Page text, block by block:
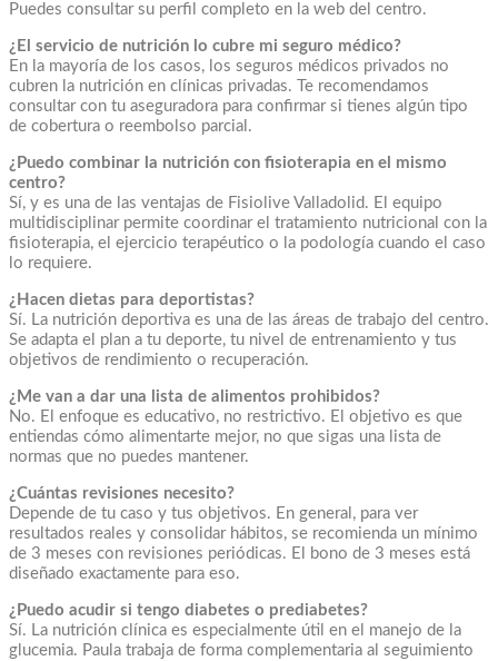
Puedes consultar su perfil completo en la web del centro.
¿El servicio de nutrición lo cubre mi seguro médico?
En la mayoría de los casos, los seguros médicos privados no
cubren la nutrición en clínicas privadas. Te recomendamos
consultar con tu aseguradora para confirmar si tienes algún tipo
de cobertura o reembolso parcial.
¿Puedo combinar la nutrición con fisioterapia en el mismo
centro?
Sí, y es una de las ventajas de Fisiolive Valladolid. El equipo
multidisciplinar permite coordinar el tratamiento nutricional con la
fisioterapia, el ejercicio terapéutico o la podología cuando el caso
lo requiere.
¿Hacen dietas para deportistas?
Sí. La nutrición deportiva es una de las áreas de trabajo del centro.
Se adapta el plan a tu deporte, tu nivel de entrenamiento y tus
objetivos de rendimiento o recuperación.
¿Me van a dar una lista de alimentos prohibidos?
No. El enfoque es educativo, no restrictivo. El objetivo es que
entiendas cómo alimentarte mejor, no que sigas una lista de
normas que no puedes mantener.
¿Cuántas revisiones necesito?
Depende de tu caso y tus objetivos. En general, para ver
resultados reales y consolidar hábitos, se recomienda un mínimo
de 3 meses con revisiones periódicas. El bono de 3 meses está
diseñado exactamente para eso.
¿Puedo acudir si tengo diabetes o prediabetes?
Sí. La nutrición clínica es especialmente útil en el manejo de la
glucemia. Paula trabaja de forma complementaria al seguimiento